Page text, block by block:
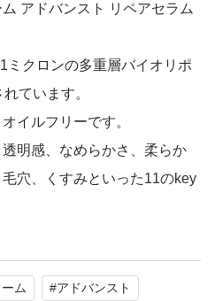
アドバンスト リペアセラム
ミクロンの多重層バイオリポ
ています。
イルフリーです。
明感、なめらかさ、柔らか
穴、くすみといった11のkey
。
ルテ リポソーム アドバンスト
ム #アドバンスト